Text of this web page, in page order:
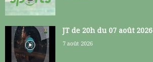
JT de 20h du 07 août 2026
7 août 2026